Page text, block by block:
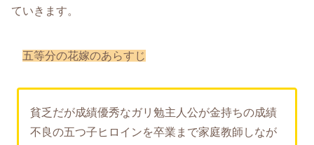
ていきます。
五等分の花嫁のあらすじ
貧乏だが成績優秀なガリ勉主人公が金持ちの成績
不良の五つ子ヒロインを卒業まで家庭教師しなが